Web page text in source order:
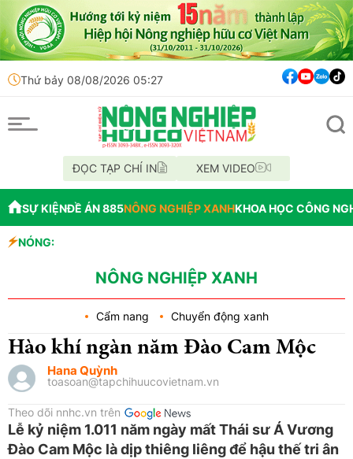
Thứ bảy 08/08/2026 05:27
ĐỌC TẠP CHÍ IN XEM VIDEO
SỰ KIỆNĐỀ ÁN 885NÔNG NGHIỆP XANHKHOA HỌC CÔNG
NÓNG:
Lâm Đồng: Không
NÔNG NGHIỆP XANH
Cẩm nang Chuyển động xanh
Hào khí ngàn năm Đào Cam Mộc
Hana Quỳnh
toasoan@tapchihuucovietnam.vn
Theo dõi nnhc.vn trên
Lễ kỷ niệm 1.011 năm ngày mất Thái sư Á Vương
Đào Cam Mộc là dịp thiêng liêng để hậu thế tri ân